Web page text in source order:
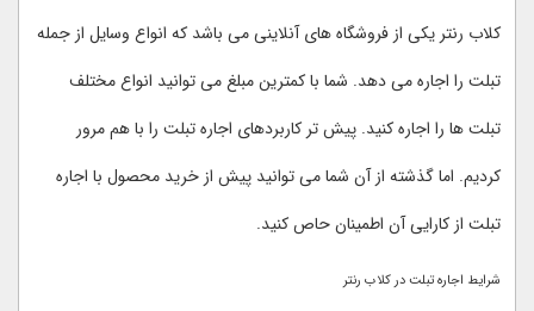
کلاب رنتر یکی از فروشگاه های آنلاینی می باشد که انواع وسایل از جمله
تبلت را اجاره می دهد. شما با کمترین مبلغ می توانید انواع مختلف
تبلت ها را اجاره کنید. پیش تر کاربردهای اجاره تبلت را با هم مرور
کردیم. اما گذشته از آن شما می توانید پیش از خرید محصول با اجاره
تبلت از کارایی آن اطمینان حاص کنید.
شرایط اجاره تبلت در کلاب رنتر